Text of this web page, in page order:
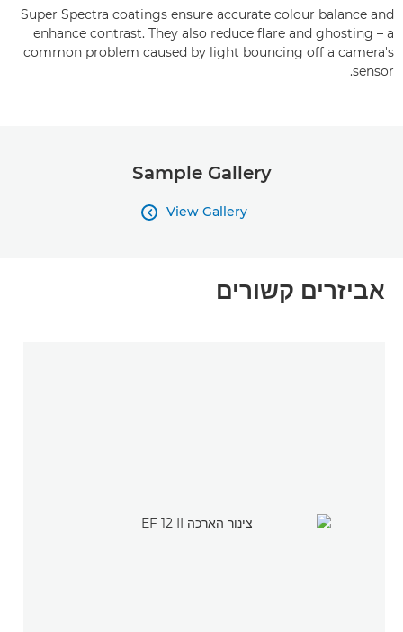
Super Spectra coatings ensure accurate colour balance and
enhance contrast. They also reduce flare and ghosting – a
common problem caused by light bouncing off a camera's
sensor.
Sample Gallery
View Gallery

אביזרים קשורים